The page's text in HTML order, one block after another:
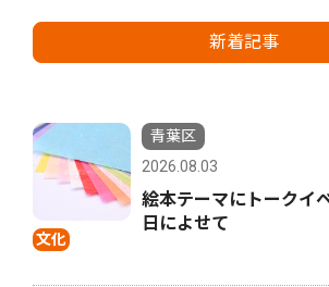
新着記事
文化
青葉区
2026.08.03
絵本テーマにトーク
日によせて